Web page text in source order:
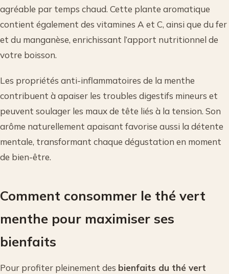
agréable par temps chaud. Cette plante aromatique
contient également des vitamines A et C, ainsi que du fer
et du manganèse, enrichissant l’apport nutritionnel de
votre boisson.
Les propriétés anti-inflammatoires de la menthe
contribuent à apaiser les troubles digestifs mineurs et
peuvent soulager les maux de tête liés à la tension. Son
arôme naturellement apaisant favorise aussi la détente
mentale, transformant chaque dégustation en moment
de bien-être.
Comment consommer le thé vert
menthe pour maximiser ses
bienfaits
Pour profiter pleinement des bienfaits du thé vert